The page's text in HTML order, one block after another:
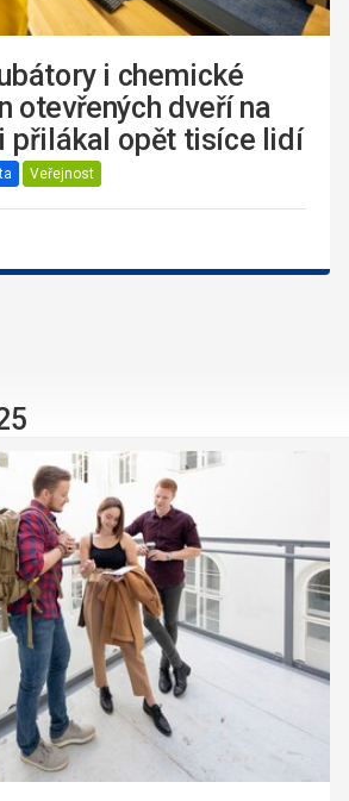
i chemické
otevřených dveří na
přilákal opět tisíce lidí
Veřejnost